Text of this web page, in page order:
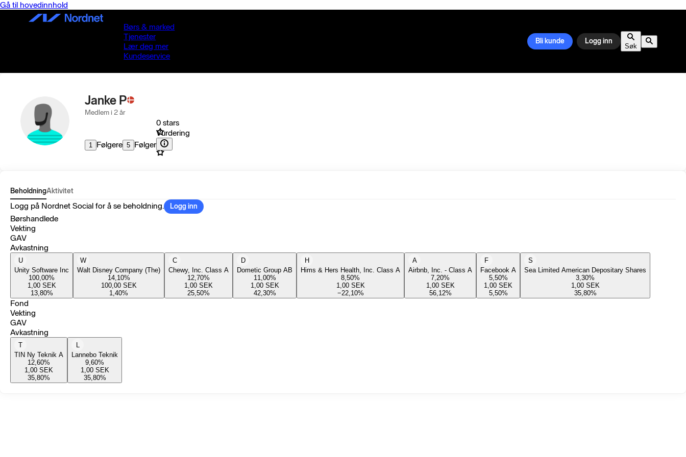
Gå til hovedinnhold
Børs & marked
Tjenester
Lær deg mer
Kundeservice
Bli kunde Logg inn
Søk
Janke P
Medlem i 2 år
1 Følgere 5 Følger
0 stars
Vurdering
BeholdningAktivitet
Logg på Nordnet Social for å se beholdning. Logg inn
Børshandlede
Vekting
GAV
Avkastning
U
Unity Software Inc
100,00%
1,00 SEK
13,80%
W
Walt Disney Company (The)
14,10%
100,00 SEK
1,40%
C
Chewy, Inc. Class A
12,70%
1,00 SEK
25,50%
D
Dometic Group AB
11,00%
1,00 SEK
42,30%
H
Hims & Hers Health, Inc. Class A
8,50%
1,00 SEK
−22,10%
A
Airbnb, Inc. - Class A
7,20%
1,00 SEK
56,12%
F
Facebook A
5,50%
1,00 SEK
5,50%
S
Sea Limited American Depositary Shares
3,30%
1,00 SEK
35,80%
Fond
Vekting
GAV
Avkastning
T
TIN Ny Teknik A
12,60%
1,00 SEK
35,80%
L
Lannebo Teknik
9,60%
1,00 SEK
35,80%